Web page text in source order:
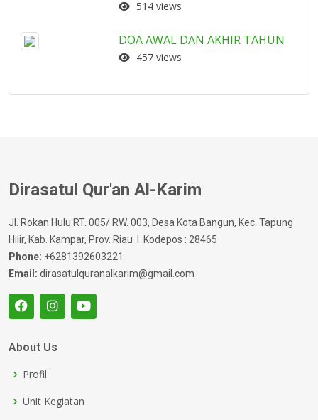
514 views
DOA AWAL DAN AKHIR TAHUN
457 views
Dirasatul Qur'an Al-Karim
Jl. Rokan Hulu RT. 005/ RW. 003, Desa Kota Bangun, Kec. Tapung
Hilir, Kab. Kampar, Prov. Riau I Kodepos : 28465
Phone: +6281392603221
Email: dirasatulquranalkarim@gmail.com
About Us
Profil
Unit Kegiatan